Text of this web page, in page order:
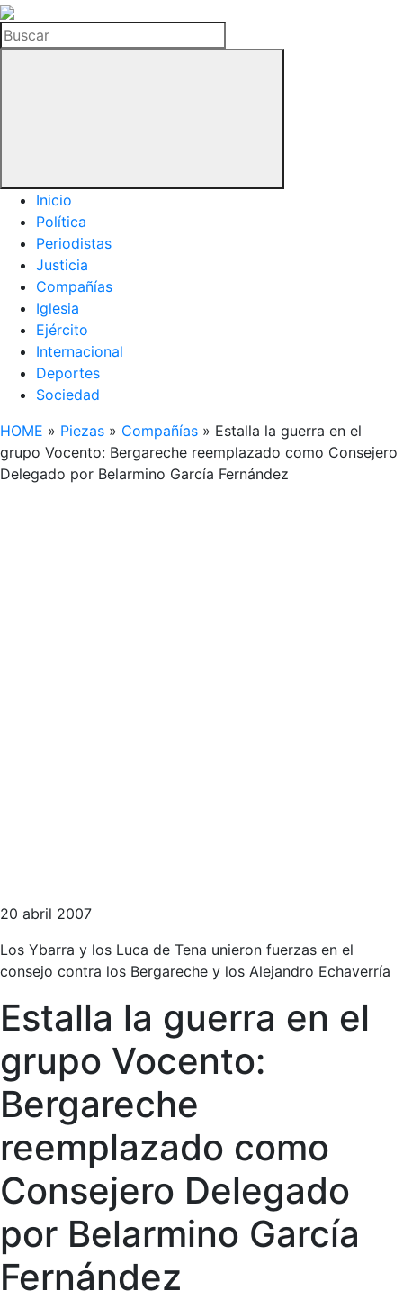
La
Hemeroteca
del
Buscar
Inicio
Política
Periodistas
Justicia
Compañías
Iglesia
Ejército
Internacional
Deportes
Sociedad
HOME » Piezas » Compañías » Estalla la guerra en el
grupo Vocento: Bergareche reemplazado como Consejero
Delegado por Belarmino García Fernández
20 abril 2007
Los Ybarra y los Luca de Tena unieron fuerzas en el
consejo contra los Bergareche y los Alejandro Echaverría
Estalla la guerra en el
grupo Vocento:
Bergareche
reemplazado como
Consejero Delegado
por Belarmino García
Fernández